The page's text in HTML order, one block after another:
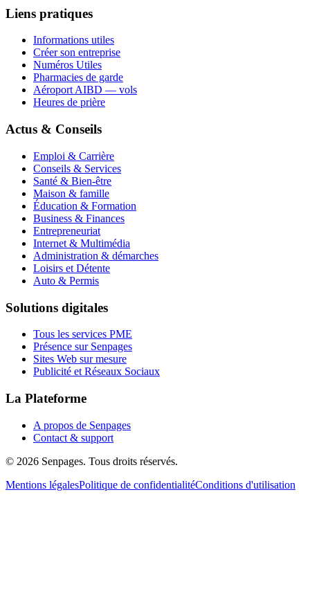
Liens pratiques
Informations utiles
Créer son entreprise
Numéros Utiles
Pharmacies de garde
Aéroport AIBD — vols
Heures de prière
Actus & Conseils
Emploi & Carrière
Conseils & Services
Santé & Bien-être
Maison & famille
Éducation & Formation
Business & Finances
Entrepreneuriat
Internet & Multimédia
Administration & démarches
Loisirs et Détente
Auto & Permis
Solutions digitales
Tous les services PME
Présence sur Senpages
Sites Web sur mesure
Publicité et Réseaux Sociaux
La Plateforme
A propos de Senpages
Contact & support
© 2026 Senpages. Tous droits réservés.
Mentions légalesPolitique de confidentialitéConditions d'utilisation